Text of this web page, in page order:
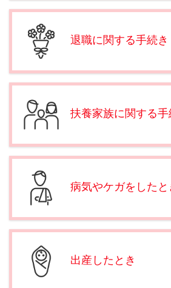
退職に関する手続き
扶養家族に関する手
病気やケガをしたと
出産したとき